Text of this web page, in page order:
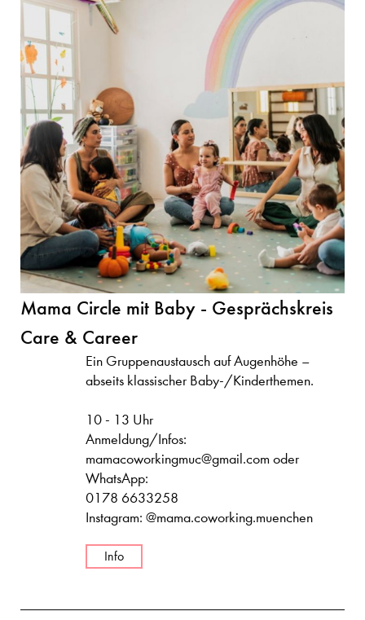
Mama Circle mit Baby - Gesprächskreis
Care & Career
Ein Gruppenaustausch auf Augenhöhe –
abseits klassischer Baby-/Kinderthemen.
10 - 13 Uhr
Anmeldung/Infos:
mamacoworkingmuc@gmail.com oder
WhatsApp:
0178 6633258
Instagram: @mama.coworking.muenchen
Info